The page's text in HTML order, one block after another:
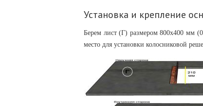
Установка и крепление
Берем лист (Г) размером 800х400 мм
место для установки колосниковой